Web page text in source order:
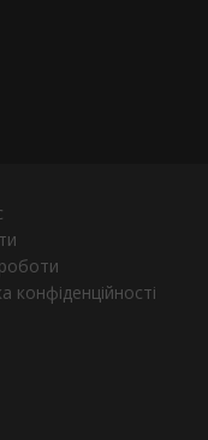
конфіденційності